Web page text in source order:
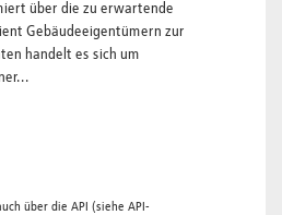
über die zu erwartende
Gebäudeeigentümern zur
handelt es sich um
über die API (siehe API-